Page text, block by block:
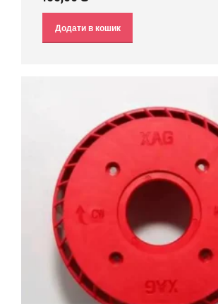
Додати в кошик